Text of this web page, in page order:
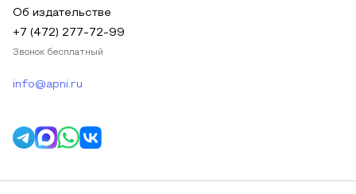
Об издательстве
+7 (472) 277-72-99
Звонок бесплатный
info@apni.ru